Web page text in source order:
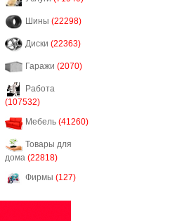
Шины (22298)
Диски (22363)
Гаражи (2070)
Работа
(107532)
Мебель (41260)
Товары для
дома (22818)
Фирмы (127)